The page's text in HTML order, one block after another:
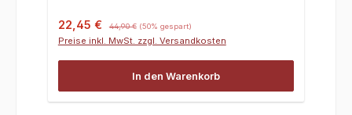
Verkaufspreis:
22,45 € 44,90 € (50% gespart)
Preise inkl. MwSt. zzgl. Versandkosten
In den Warenkorb